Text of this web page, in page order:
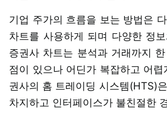
기업 주가의 흐름을 보는 방법은
차트를 사용하게 되며 다양한 정
증권사 차트는 분석과 거래까지
점이 있으나 어딘가 복잡하고 어
권사의 홈 트레이딩 시스템(HTS)
차지하고 인터페이스가 불친절한